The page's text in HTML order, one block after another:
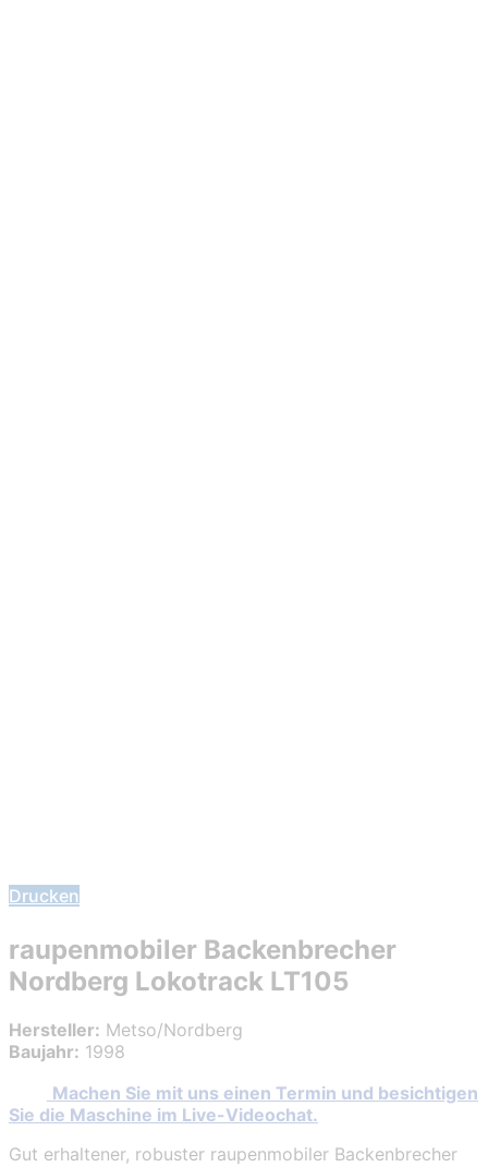
Drucken
raupenmobiler Backenbrecher
Nordberg Lokotrack LT105
Hersteller: Metso/Nordberg
Baujahr: 1998
Machen Sie mit uns einen Termin und besichtigen
Sie die Maschine im Live-Videochat.
Gut erhaltener, robuster raupenmobiler Backenbrecher